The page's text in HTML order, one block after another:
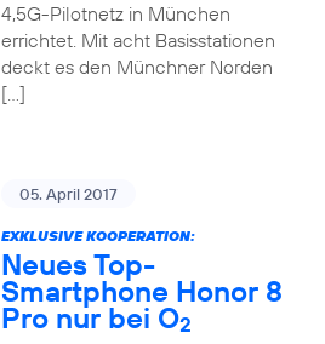
4,5G-Pilotnetz in München
errichtet. Mit acht Basisstationen
deckt es den Münchner Norden
[…]
05. April 2017
EXKLUSIVE KOOPERATION:
Neues Top-
Smartphone Honor 8
Pro nur bei O2